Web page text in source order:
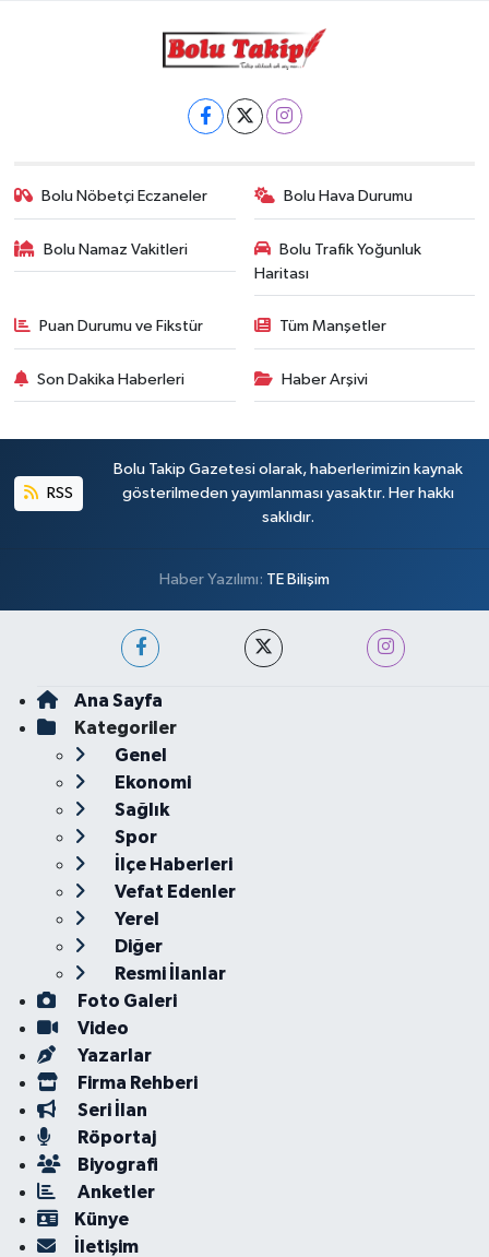
Bolu Nöbetçi Eczaneler Bolu Hava Durumu
Bolu Namaz Vakitleri
Bolu Trafik Yoğunluk
Haritası
Puan Durumu ve Fikstür Tüm Manşetler
Son Dakika Haberleri Haber Arşivi
RSS
Bolu Takip Gazetesi olarak, haberlerimizin kaynak
gösterilmeden yayımlanması yasaktır. Her hakkı
saklıdır.
Haber Yazılımı: TE Bilişim
Ana Sayfa
Kategoriler
Genel
Ekonomi
Sağlık
Spor
İlçe Haberleri
Vefat Edenler
Yerel
Diğer
Resmi İlanlar
Foto Galeri
Video
Yazarlar
Firma Rehberi
Seri İlan
Röportaj
Biyografi
Anketler
Künye
İletişim